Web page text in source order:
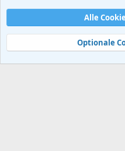
Hilfe und Impressum
Start
R
S
Community platform by XenForo® ©
Alle
Optionale